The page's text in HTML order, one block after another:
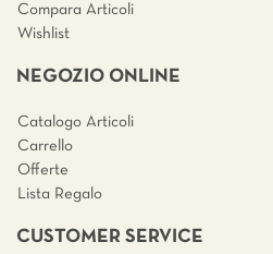
Compara Articoli
Wishlist
NEGOZIO ONLINE
Catalogo Articoli
Carrello
Offerte
Lista Regalo
CUSTOMER SERVICE